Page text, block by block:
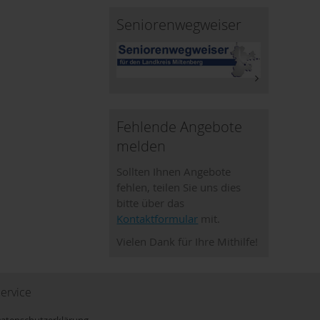
Seniorenwegweiser
Fehlende Angebote
melden
Sollten Ihnen Angebote
fehlen, teilen Sie uns dies
bitte über das
Kontaktformular mit.
Vielen Dank für Ihre Mithilfe!